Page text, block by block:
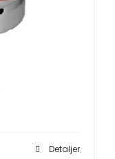
Detaljer